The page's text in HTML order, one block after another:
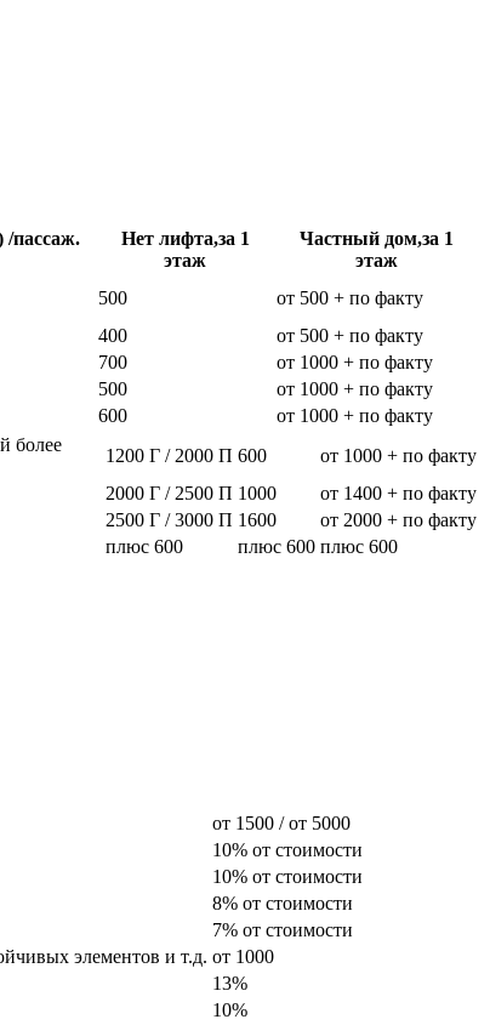
/пассаж.
Нет лифта,за 1
этаж
Частный дом,за 1
этаж
500
от 500 + по факту
400
от 500 + по факту
700
от 1000 + по факту
500
от 1000 + по факту
600 от 1000 + по факту
более
1200 Г / 2000 П 600
от 1000 + по факту
2000 Г / 2500 П 1000
от 1400 + по факту
2500 Г / 3000 П 1600
от 2000 + по факту
плюс 600 плюс 600 плюс 600
от 1500 / от 5000
10% от стоимости
10% от стоимости
8% от стоимости
7% от стоимости
элементов и т.д. от 1000
13%
10%